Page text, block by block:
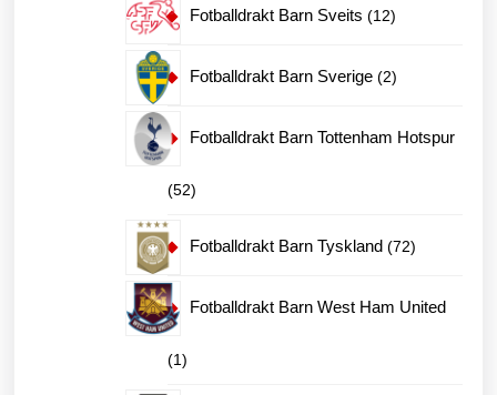
Fotballdrakt Barn Sveits 1212
Fotballdrakt Barn Sverige 22
Fotballdrakt Barn Tottenham Hotspur
5252
produkter
Fotballdrakt Barn Tyskland 7272
Fotballdrakt Barn West Ham United
11